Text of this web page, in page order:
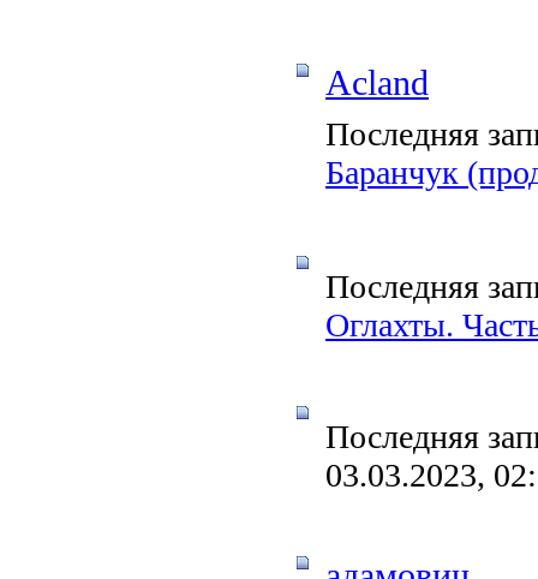
Acland
Последняя
Баранчук
Последняя
Оглахты.
Последняя
03.03.2023,